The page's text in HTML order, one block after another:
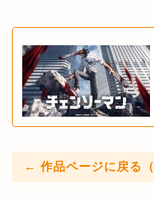
← 作品ページに戻る（